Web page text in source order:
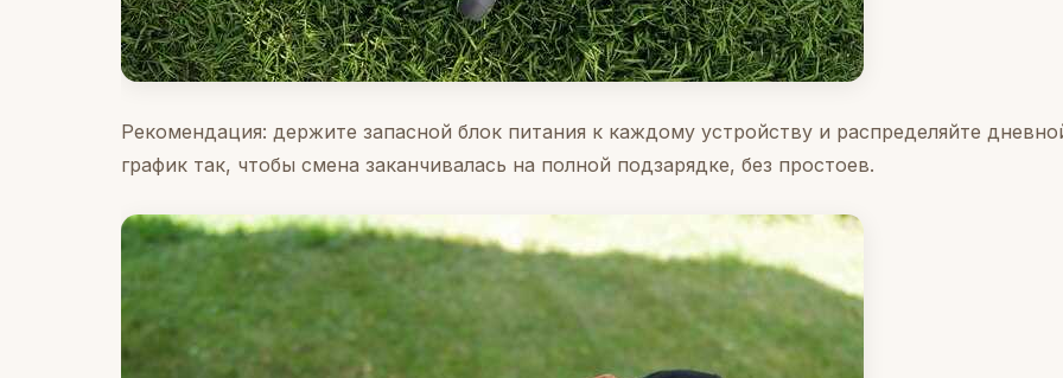
Рекомендация: держите запасной блок питания к каждому устройству и распределяйте
график так, чтобы смена заканчивалась на полной подзарядке, без простоев.